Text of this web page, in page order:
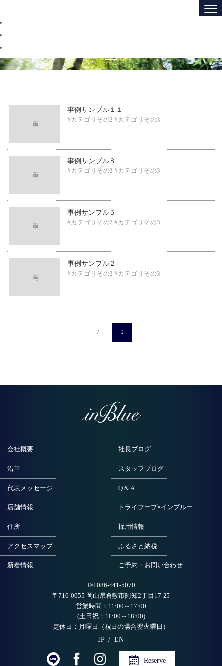
事例サンプル１１
#カテゴリその2 #カテゴリその3
事例サンプル８
#カテゴリその2 #カテゴリその3
事例サンプル５
#カテゴリその2 #カテゴリその3
事例サンプル２
#カテゴリその2 #カテゴリその3
1 2
会社概要 社長ブログ
沿革 スタッフブログ
代表メッセージ Q & A
店舗情報 トライフープ×インブルー
住所 採用情報
アクセスマップ ふるさと納税
新着情報 ご予約・お問い合わせ
Tel 086-441-5070
〒710-0055 岡山県倉敷市阿知2丁目17-25
営業時間：11:00～17:00
(土日祝：10:00～18:00)
定休日：月曜日（祝日の場合翌火曜日）
JP EN
Reserve